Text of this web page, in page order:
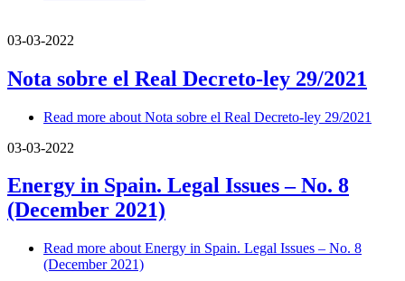
03-03-2022
Nota sobre el Real Decreto-ley 29/2021
Read more about Nota sobre el Real Decreto-ley 29/2021
03-03-2022
Energy in Spain. Legal Issues – No. 8
(December 2021)
Read more about Energy in Spain. Legal Issues – No. 8
(December 2021)